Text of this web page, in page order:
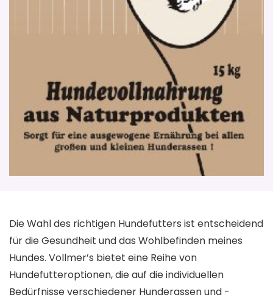
Die Wahl des richtigen Hundefutters ist entscheidend
für die Gesundheit und das Wohlbefinden meines
Hundes. Vollmer’s bietet eine Reihe von
Hundefutteroptionen, die auf die individuellen
Bedürfnisse verschiedener Hunderassen und -